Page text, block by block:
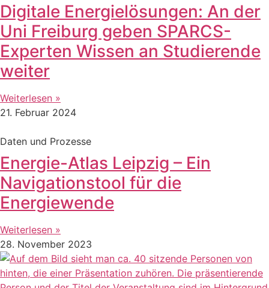
Digitale Energielösungen: An der
Uni Freiburg geben SPARCS-
Experten Wissen an Studierende
weiter
Weiterlesen »
21. Februar 2024
Daten und Prozesse
Energie-Atlas Leipzig – Ein
Navigationstool für die
Energiewende
Weiterlesen »
28. November 2023